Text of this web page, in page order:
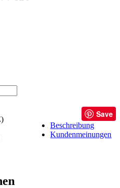
Save
Beschreibung
Kundenmeinungen